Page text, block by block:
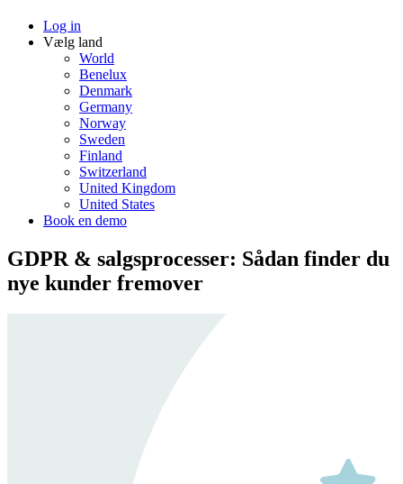
Log in
Vælg land
World
Benelux
Denmark
Germany
Norway
Sweden
Finland
Switzerland
United Kingdom
United States
Book en demo
GDPR & salgsprocesser: Sådan finder du
nye kunder fremover